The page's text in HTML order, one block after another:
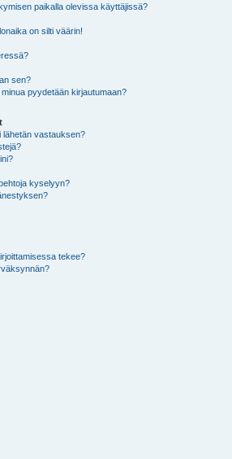
paikalla olevissa käyttäjissä?
on silti väärin!
sen?
pyydetään kirjautumaan?
lähetän vastauksen?
kyselyyn?
tekee?